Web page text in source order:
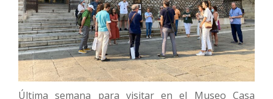
Última semana para visitar en el Museo Casa